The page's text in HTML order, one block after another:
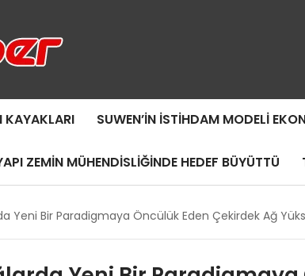
KAYAKLARI SUWEN’IN İSTIHDAM MODELI
ZEMIN MÜHENDISLIĞINDE HEDEF BÜYÜTTÜ
Yeni Bir Paradigmaya Öncülük Eden Çekirdek Ağ